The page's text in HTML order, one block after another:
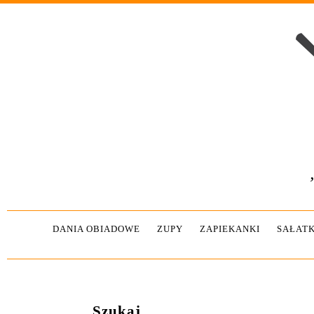
DANIA OBIADOWE ZUPY ZAPIEKANKI